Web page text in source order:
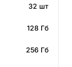
32 шт
128 Гб
256 Гб